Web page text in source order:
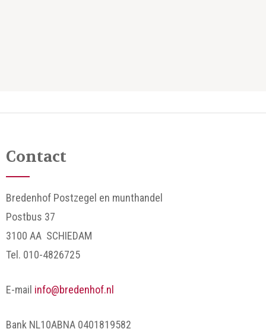
Contact
Bredenhof Postzegel en munthandel
Postbus 37
3100 AA SCHIEDAM
Tel. 010-4826725
E-mail info@bredenhof.nl
Bank NL10ABNA 0401819582